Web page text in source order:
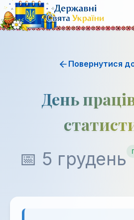
Повернутися
День
📅 5 грудень